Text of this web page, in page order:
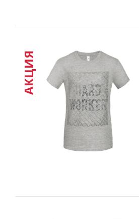
АКЦИЯ